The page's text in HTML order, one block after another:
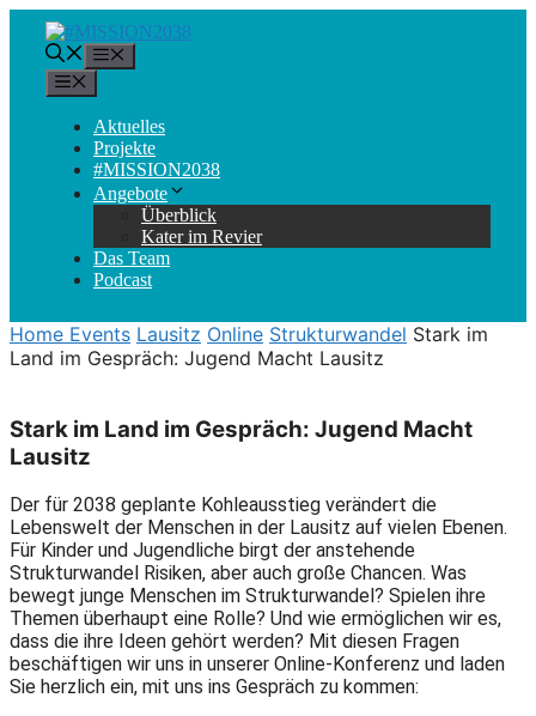
Inhalt
springen
Aktuelles
Projekte
#MISSION2038
Angebote
Überblick
Kater im Revier
Das Team
Podcast
Home Events Lausitz Online Strukturwandel Stark im
Land im Gespräch: Jugend Macht Lausitz
Stark im Land im Gespräch: Jugend Macht
Lausitz
Der für 2038 geplante Kohleausstieg verändert die
Lebenswelt der Menschen in der Lausitz auf vielen Ebenen.
Für Kinder und Jugendliche birgt der anstehende
Strukturwandel Risiken, aber auch große Chancen. Was
bewegt junge Menschen im Strukturwandel? Spielen ihre
Themen überhaupt eine Rolle? Und wie ermöglichen wir es,
dass die ihre Ideen gehört werden? Mit diesen Fragen
beschäftigen wir uns in unserer Online-Konferenz und laden
Sie herzlich ein, mit uns ins Gespräch zu kommen: